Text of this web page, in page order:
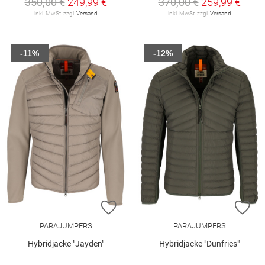
inkl. MwSt. zzgl. Versand inkl. MwSt. zzgl. Versand
ZUR WUNSCHLISTE HINZUFÜGEN
PARAJUMPERS
Hybridjacke "Jayden"
-11%
PARAJUMPERS
Hybridjacke "Dunfries"
-12%